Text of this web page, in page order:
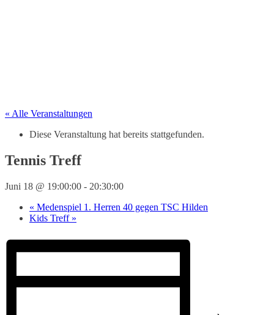
« Alle Veranstaltungen
Diese Veranstaltung hat bereits stattgefunden.
Tennis Treff
Juni 18 @ 19:00:00 - 20:30:00
« Medenspiel 1. Herren 40 gegen TSC Hilden
Kids Treff »